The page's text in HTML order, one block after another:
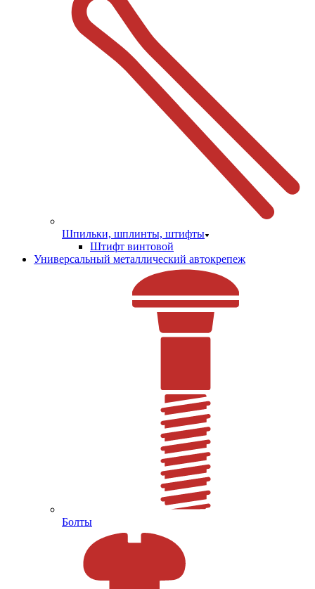
Шпильки, шплинты, штифты
Штифт винтовой
Универсальный металлический автокрепеж
Болты